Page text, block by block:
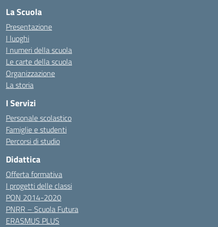
La Scuola
Presentazione
I luoghi
I numeri della scuola
Le carte della scuola
Organizzazione
La storia
I Servizi
Personale scolastico
Famiglie e studenti
Percorsi di studio
Didattica
Offerta formativa
I progetti delle classi
PON 2014-2020
PNRR – Scuola Futura
ERASMUS PLUS